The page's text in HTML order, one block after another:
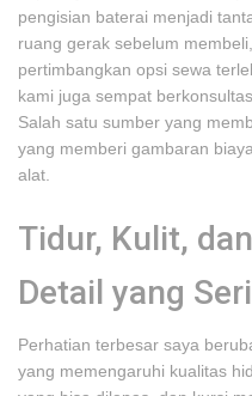
pengisian baterai menjadi
ruang gerak sebelum
pertimbangkan opsi sewa
kami juga sempat
Salah satu sumber yang
yang memberi gambaran
alat.
Tidur, Kulit,
Detail yang
Perhatian terbesar saya
yang memengaruhi kualitas